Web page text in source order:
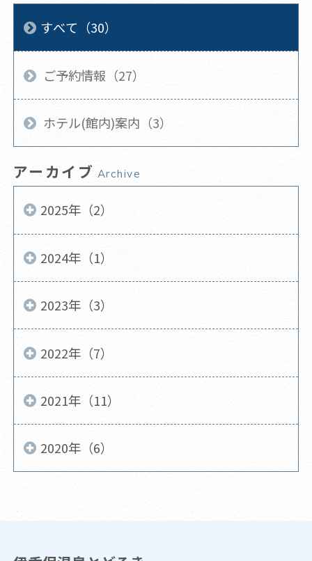
すべて（30）
ご予約情報（27）
ホテル(館内)案内（3）
アーカイブ Archive
2025年（2）
2024年（1）
2023年（3）
2022年（7）
2021年（11）
2020年（6）